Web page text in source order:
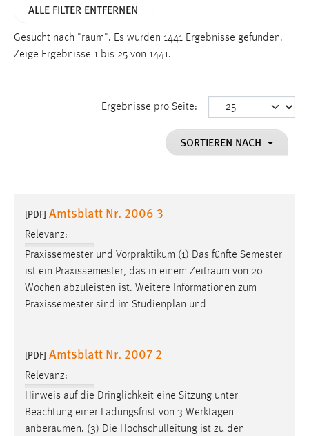
ALLE FILTER ENTFERNEN
Gesucht nach "raum". Es wurden 1441 Ergebnisse gefunden.
Zeige Ergebnisse 1 bis 25 von 1441.
Ergebnisse pro Seite:
SORTIEREN NACH
[PDF] Amtsblatt Nr. 2006 3
Relevanz:
Praxissemester und Vorpraktikum (1) Das fünfte Semester
ist ein Praxissemester, das in einem Zeitraum von 20
Wochen abzuleisten ist. Weitere Informationen zum
Praxissemester sind im Studienplan und
[PDF] Amtsblatt Nr. 2007 2
Relevanz:
Hinweis auf die Dringlichkeit eine Sitzung unter
Beachtung einer Ladungsfrist von 3 Werktagen
anberaumen. (3) Die Hochschulleitung ist zu den
Funktionen und sind für die einwandfreie Funktion der
Einverständnis
cookie_consent
Dieser Cookie speichert die ausgewählten Einverständnis-
Performance
Name:
Zweck:
Sprachpräferenz
site-language-preference